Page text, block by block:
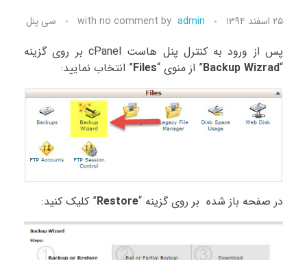
۲۵ اسفند ۱۳۹۴ by admin
with no comment سی پنل
پس از ورود به کنترل پنل هاست cPanel بر روی گزینه
“
Backup Wizrad” از منوی “Files” انتخاب نمایید:
در صفحه باز شده بر روی گزینه “Restore” کلیک کنید: